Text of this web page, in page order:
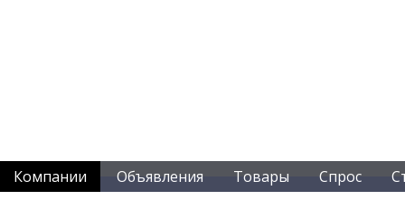
Компании Объявления Товары Спрос